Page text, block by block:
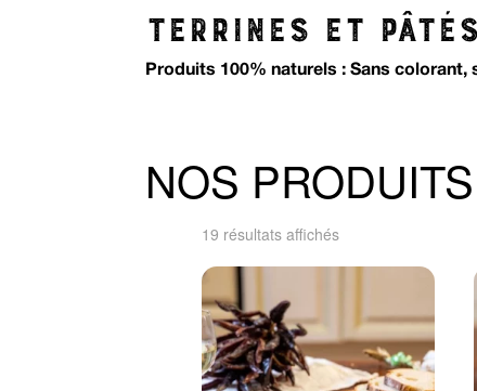
TERRINES ET PÂTÉS
Produits 100% naturels : Sans colorant,
NOS PRODUITS
19 résultats affichésTrié
croissant